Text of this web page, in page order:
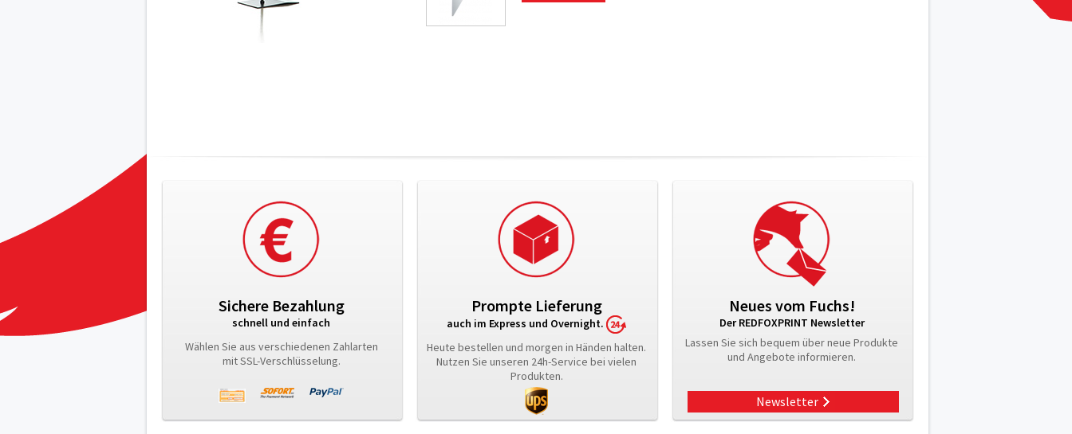
Sichere Bezahlung
schnell und einfach
Wählen Sie aus verschiedenen Zahlarten
mit SSL-Verschlüsselung.
Prompte Lieferung
auch im Express und Overnight.
Heute bestellen und morgen in Händen halten.
Nutzen Sie unseren 24h-Service bei vielen
Produkten.
Neues vom Fuchs!
Der REDFOXPRINT Newsletter
Lassen Sie sich bequem über neue Produkte
und Angebote informieren.
Newsletter